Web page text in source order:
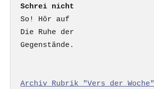
Schrei nicht
So! Hör auf
Die Ruhe der
Gegenstände.
Archiv Rubrik "Vers der Woche"